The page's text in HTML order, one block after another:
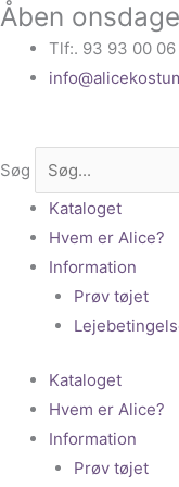
Gå
indholdet
Åben
Tlf:. 93 93 00 06
Søg
Kataloget
Hvem er Alice?
Information
Prøv tøjet
Kataloget
Hvem er Alice?
Information
Prøv tøjet